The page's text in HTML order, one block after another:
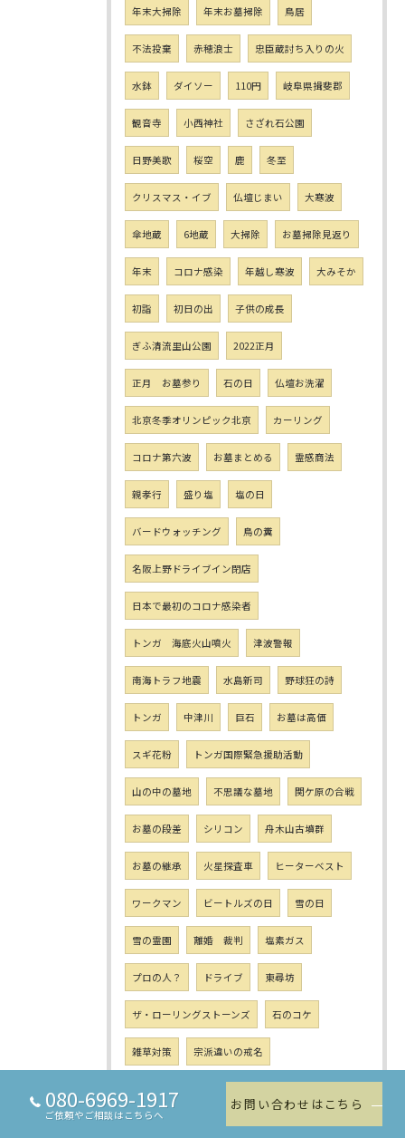
年末大掃除 年末お墓掃除 鳥居
不法投棄 赤穂浪士 忠臣蔵討ち入りの火
水鉢 ダイソー 110円 岐阜県揖斐郡
観音寺 小西神社 さざれ石公園
日野美歌 桜空 鹿 冬至
クリスマス・イブ 仏壇じまい 大寒波
傘地蔵 6地蔵 大掃除 お墓掃除見返り
年末 コロナ感染 年越し寒波 大みそか
初詣 初日の出 子供の成長
ぎふ清流里山公園 2022正月
正月 お墓参り 石の日 仏壇お洗濯
北京冬季オリンピック北京 カーリング
コロナ第六波 お墓まとめる 霊感商法
親孝行 盛り塩 塩の日
バードウォッチング 鳥の糞
名阪上野ドライブイン閉店
日本で最初のコロナ感染者
トンガ 海底火山噴火 津波警報
南海トラフ地震 水島新司 野球狂の詩
トンガ 中津川 巨石 お墓は高価
スギ花粉 トンガ国際緊急援助活動
山の中の墓地 不思議な墓地 関ケ原の合戦
お墓の段差 シリコン 舟木山古墳群
お墓の継承 火星探査車 ヒーターベスト
ワークマン ビートルズの日 雪の日
雪の霊園 離婚 裁判 塩素ガス
プロの人？ ドライブ 東尋坊
ザ・ローリングストーンズ 石のコケ
雑草対策 宗派違いの戒名
カーリング女子 金メダル
080-6969-1917
ご依頼やご相談はこちらへ
お問い合わせはこちら